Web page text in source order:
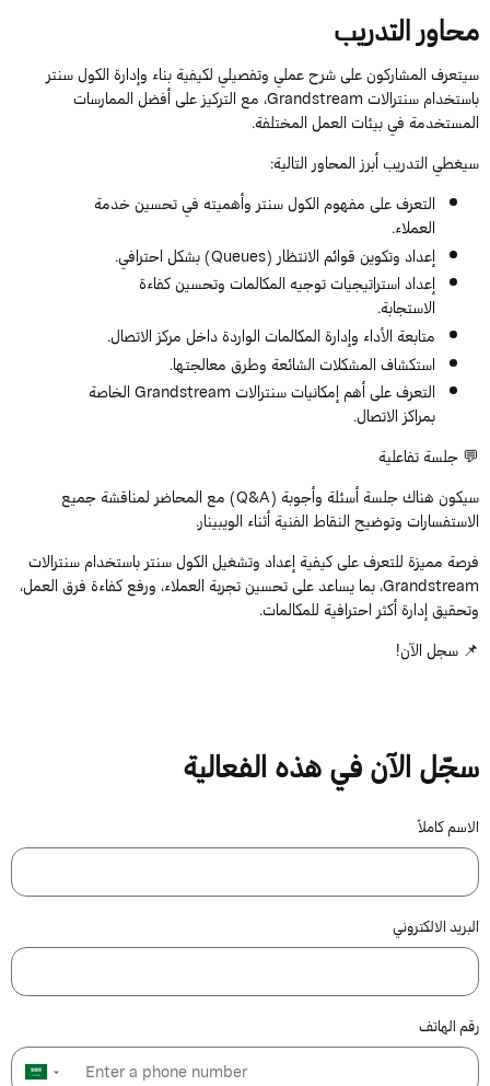
محاور التدريب
سيتعرف المشاركون على شرح عملي وتفصيلي لكيفية بناء وإدارة الكول سنتر
باستخدام سنترالات Grandstream، مع التركيز على أفضل الممارسات
المستخدمة في بيئات العمل المختلفة.
سيغطي التدريب أبرز المحاور التالية:
التعرف على مفهوم الكول سنتر وأهميته في تحسين خدمة
العملاء.
إعداد وتكوين قوائم الانتظار (Queues) بشكل احترافي.
إعداد استراتيجيات توجيه المكالمات وتحسين كفاءة
الاستجابة.
متابعة الأداء وإدارة المكالمات الواردة داخل مركز الاتصال.
استكشاف المشكلات الشائعة وطرق معالجتها.
التعرف على أهم إمكانيات سنترالات Grandstream الخاصة
بمراكز الاتصال.
💬 جلسة تفاعلية
سيكون هناك جلسة أسئلة وأجوبة (Q&A) مع المحاضر لمناقشة جميع
الاستفسارات وتوضيح النقاط الفنية أثناء الويبينار.
فرصة مميزة للتعرف على كيفية إعداد وتشغيل الكول سنتر باستخدام سنترالات
Grandstream، بما يساعد على تحسين تجربة العملاء، ورفع كفاءة فرق العمل،
وتحقيق إدارة أكثر احترافية للمكالمات.
📌 سجل الآن!
سجّل الآن في هذه الفعالية
الاسم كاملاً
البريد الالكتروني
رقم الهاتف
▼